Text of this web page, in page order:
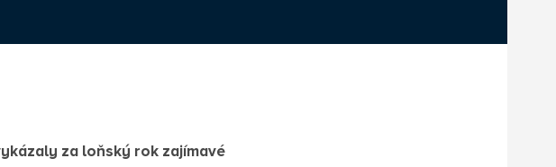
za loňský rok zajímavé